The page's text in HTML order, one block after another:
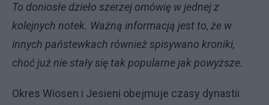
To doniosłe dzieło szerzej omówię w jednej z
kolejnych notek. Ważną informacją jest to, że w
innych państewkach również spisywano kroniki,
choć już nie stały się tak popularne jak powyższe.
Okres Wiosen i Jesieni obejmuje czasy dynastii